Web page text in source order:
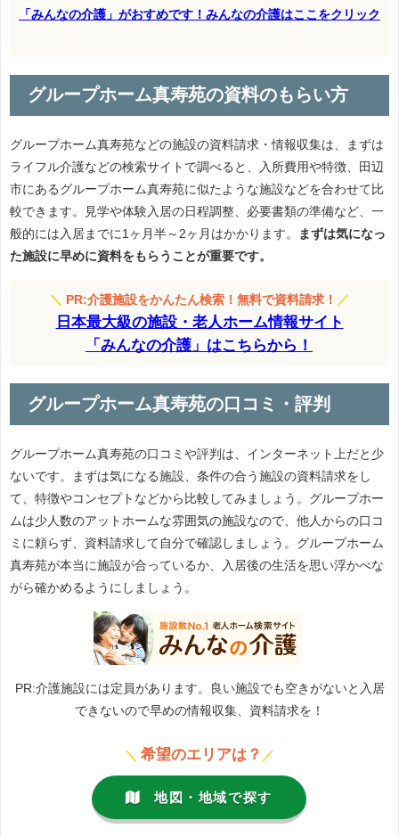
「みんなの介護」がおすめです！みんなの介護はここをクリック
グループホーム真寿苑の資料のもらい方
グループホーム真寿苑などの施設の資料請求・情報収集は、まずは
ライフル介護などの検索サイトで調べると、入所費用や特徴、田辺
市にあるグループホーム真寿苑に似たような施設などを合わせて比
較できます。見学や体験入居の日程調整、必要書類の準備など、一
般的には入居までに1ヶ月半～2ヶ月はかかります。
まずは気になっ
た施設に早めに資料をもらうことが重要です。
＼ PR:介護施設をかんたん検索！無料で資料請求！ ／
日本最大級の施設・老人ホーム情報サイト
「みんなの介護」はこちらから！
グループホーム真寿苑の口コミ・評判
グループホーム真寿苑の口コミや評判は、インターネット上だと少
ないです。まずは気になる施設、条件の合う施設の資料請求をし
て、特徴やコンセプトなどから比較してみましょう。グループホー
ムは少人数のアットホームな雰囲気の施設なので、他人からの口コ
ミに頼らず、資料請求して自分で確認しましょう。グループホーム
真寿苑が本当に施設が合っているか、入居後の生活を思い浮かべな
がら確かめるようにしましょう。
PR:介護施設には定員があります。良い施設でも空きがないと入居
できないので早めの情報収集、資料請求を！
＼ 希望のエリアは？ ／
地図・地域で探す